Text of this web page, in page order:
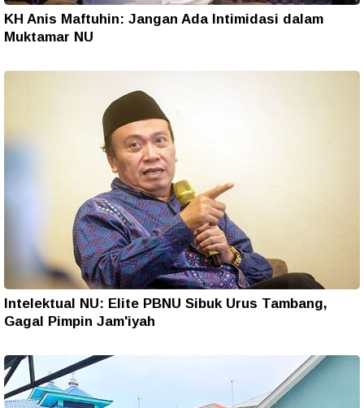
KH Anis Maftuhin: Jangan Ada Intimidasi dalam
Muktamar NU
Intelektual NU: Elite PBNU Sibuk Urus Tambang,
Gagal Pimpin Jam'iyah